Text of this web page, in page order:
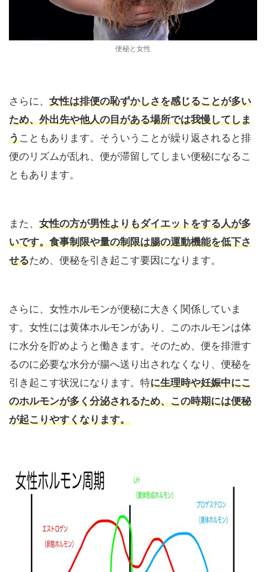
便秘と女性
さらに、 女性は排便の恥ずかしさを感じることが多い
ため、外出先や他人の目がある場所では我慢してしま
うこともあります。そういうことが繰り返されると排
便のリズムが乱れ、便が滞留してしまい便秘になるこ
ともあります。
また、 女性の方が男性よりもダイエットをする人が多
いです。食事制限や量の制限は腸の運動機能を低下さ
せるため、便秘を引き起こす要因になります。
さらに、女性ホルモンが便秘に大きく関係していま
す。女性には黄体ホルモンがあり、このホルモンは体
に水分を貯めようと働きます。そのため、便を排泄す
るのに必要な水分が腸へ送り出されなくなり、便秘を
引き起こす状況になります。特に生理時や妊娠中にこ
のホルモンが多く分泌されるため、この時期には便秘
が起こりやすくなります。